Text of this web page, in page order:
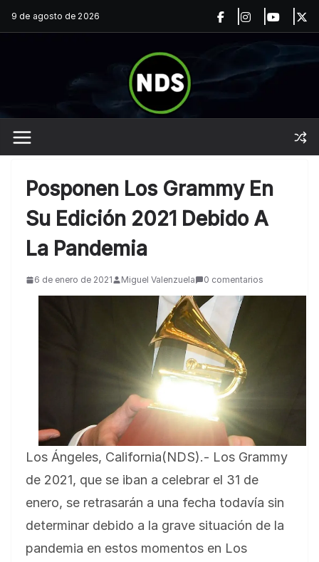
Saltar
al
9 de agosto de 2026
Posponen Los Grammy En
Su Edición 2021 Debido A
La Pandemia
6 de enero de 2021 Miguel Valenzuela 0 comentarios
Los Ángeles, California(NDS).- Los Grammy
de 2021, que se iban a celebrar el 31 de
enero, se retrasarán a una fecha todavía sin
determinar debido a la grave situación de la
pandemia en estos momentos en Los